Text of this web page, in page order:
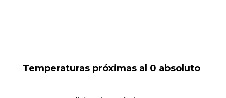
Temperaturas próximas al 0 absoluto